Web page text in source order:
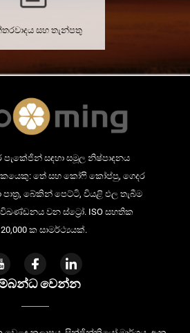
සහ තැන්පතු
පැකේජින් සඳහා සමූල නිෂ්පාදනය
තේ සහ කෝෆි කෝප්පු, ගෙදර
පාත්‍ර, බේකින් පෙට්ටි, වියළි ඵල තැබීම
විඛණ්ඩනය වන ස්ට්‍රෝ. ISO සහතික
ක සාමර්ථ්‍යයක්.
වෙන්න